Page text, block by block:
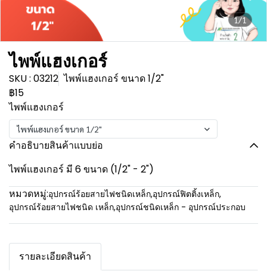
1/1
ไพพ์แฮงเกอร์
SKU : 03212 ไพพ์แฮงเกอร์ ขนาด 1/2"
฿15
ไพพ์แฮงเกอร์
ไพพ์แฮงเกอร์ ขนาด 1/2"
คำอธิบายสินค้าแบบย่อ
ไพพ์แฮงเกอร์ มี 6 ขนาด (1/2" - 2")
หมวดหมู่:อุปกรณ์ร้อยสายไฟชนิดเหล็ก,อุปกรณ์ฟิตติ้งเหล็ก,
อุปกรณ์ร้อยสายไฟชนิด เหล็ก,อุปกรณ์ชนิดเหล็ก - อุปกรณ์ประกอบ
รายละเอียดสินค้า